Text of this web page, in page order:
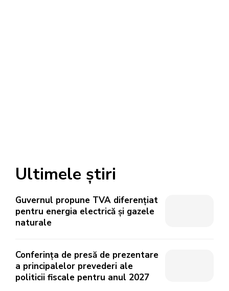
Ultimele știri
Guvernul propune TVA diferențiat
pentru energia electrică și gazele
naturale
Conferința de presă de prezentare
a principalelor prevederi ale
politicii fiscale pentru anul 2027